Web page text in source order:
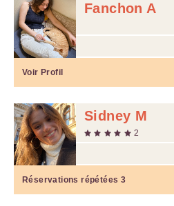
Fanchon A
Voir Profil
Sidney M
2
Réservations répétées 3